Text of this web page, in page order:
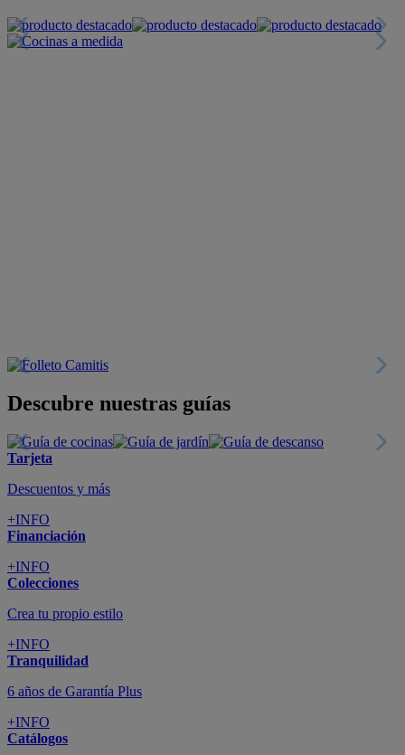
Descubre nuestras guías
Tarjeta
Descuentos y más
+INFO
Financiación
+INFO
Colecciones
Crea tu propio estilo
+INFO
Tranquilidad
6 años de Garantía Plus
+INFO
Catálogos